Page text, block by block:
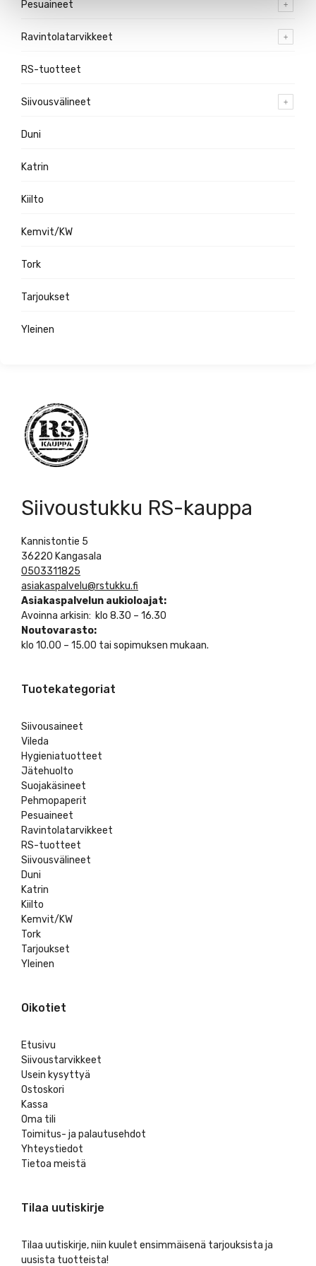
Pesuaineet
Ravintolatarvikkeet
RS-tuotteet
Siivousvälineet
Duni
Katrin
Kiilto
Kemvit/KW
Tork
Tarjoukset
Yleinen
Siivoustukku RS-kauppa
Kannistontie 5
36220 Kangasala
0503311825
asiakaspalvelu@rstukku.fi
Asiakaspalvelun aukioloajat:
Avoinna arkisin: klo 8.30 – 16.30
Noutovarasto:
klo 10.00 – 15.00 tai sopimuksen mukaan.
Tuotekategoriat
Siivousaineet
Vileda
Hygieniatuotteet
Jätehuolto
Suojakäsineet
Pehmopaperit
Pesuaineet
Ravintolatarvikkeet
RS-tuotteet
Siivousvälineet
Duni
Katrin
Kiilto
Kemvit/KW
Tork
Tarjoukset
Yleinen
Oikotiet
Etusivu
Siivoustarvikkeet
Usein kysyttyä
Ostoskori
Kassa
Oma tili
Toimitus- ja palautusehdot
Yhteystiedot
Tietoa meistä
Tilaa uutiskirje
Tilaa uutiskirje, niin kuulet ensimmäisenä tarjouksista ja
uusista tuotteista!